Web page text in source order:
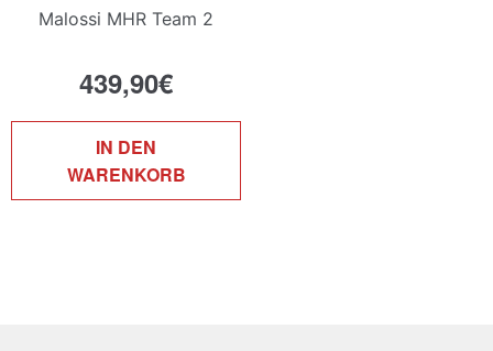
Malossi MHR Team 2
439,90€
IN DEN
WARENKORB